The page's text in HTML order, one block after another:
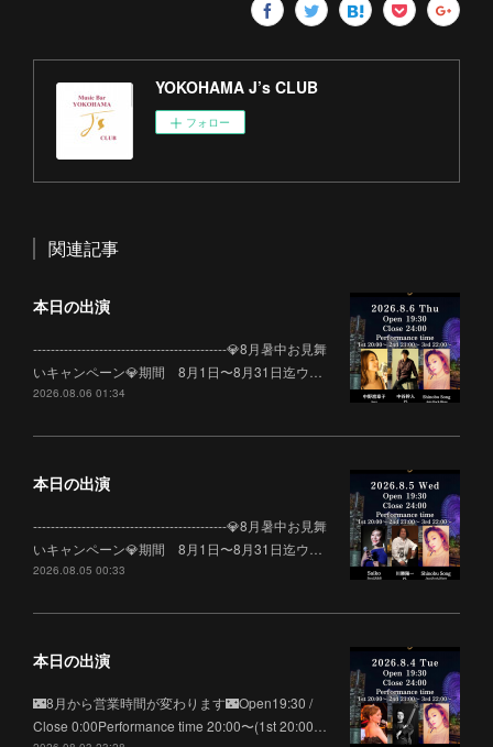
YOKOHAMA J’s CLUB
フォロー
関連記事
本日の出演
--------------------------------------------💎8月暑中お見舞
いキャンペーン💎期間 8月1日〜8月31日迄ウ…
2026.08.06 01:34
本日の出演
--------------------------------------------💎8月暑中お見舞
いキャンペーン💎期間 8月1日〜8月31日迄ウ…
2026.08.05 00:33
本日の出演
🌃8月から営業時間が変わります🌃Open19:30 /
Close 0:00Performance time 20:00〜(1st 20:00…